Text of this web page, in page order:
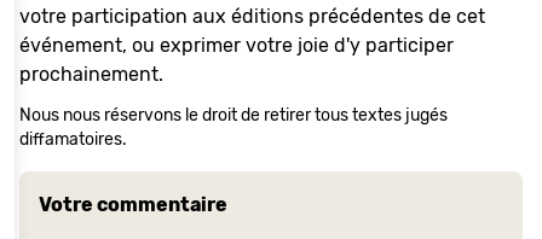
votre participation aux éditions précédentes de cet
événement, ou exprimer votre joie d'y participer
prochainement.
Nous nous réservons le droit de retirer tous textes jugés
diffamatoires.
Votre commentaire